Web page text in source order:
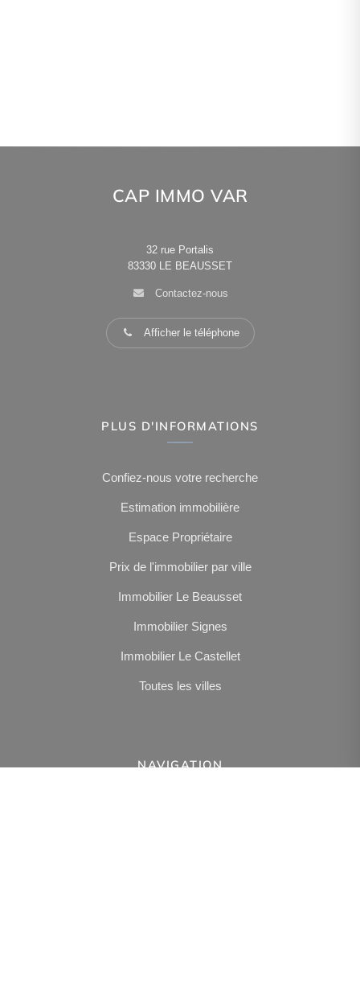
CAP IMMO VAR
32 rue Portalis
83330 LE BEAUSSET
Contactez-nous
Afficher le téléphone
PLUS D'INFORMATIONS
Confiez-nous votre recherche
Estimation immobilière
Espace Propriétaire
Prix de l'immobilier par ville
Immobilier Le Beausset
Immobilier Signes
Immobilier Le Castellet
Toutes les villes
NAVIGATION